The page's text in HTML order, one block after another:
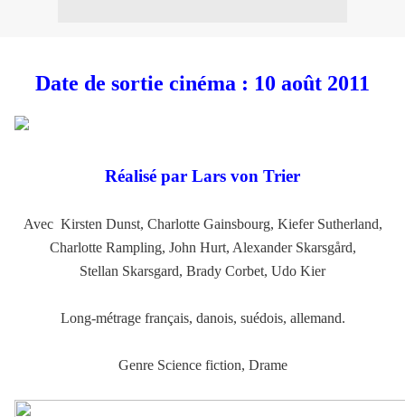
Date de sortie cinéma : 10 août 2011
Réalisé par Lars von Trier
Avec Kirsten Dunst, Charlotte Gainsbourg, Kiefer Sutherland,
Charlotte Rampling, John Hurt, Alexander Skarsgård,
Stellan Skarsgard, Brady Corbet, Udo Kier
Long-métrage français, danois, suédois, allemand.
Genre Science fiction, Drame